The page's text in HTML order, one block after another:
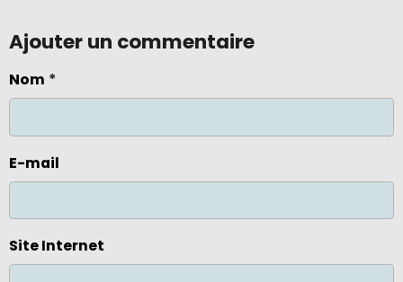
Ajouter un commentaire
Nom
E-mail
Site Internet